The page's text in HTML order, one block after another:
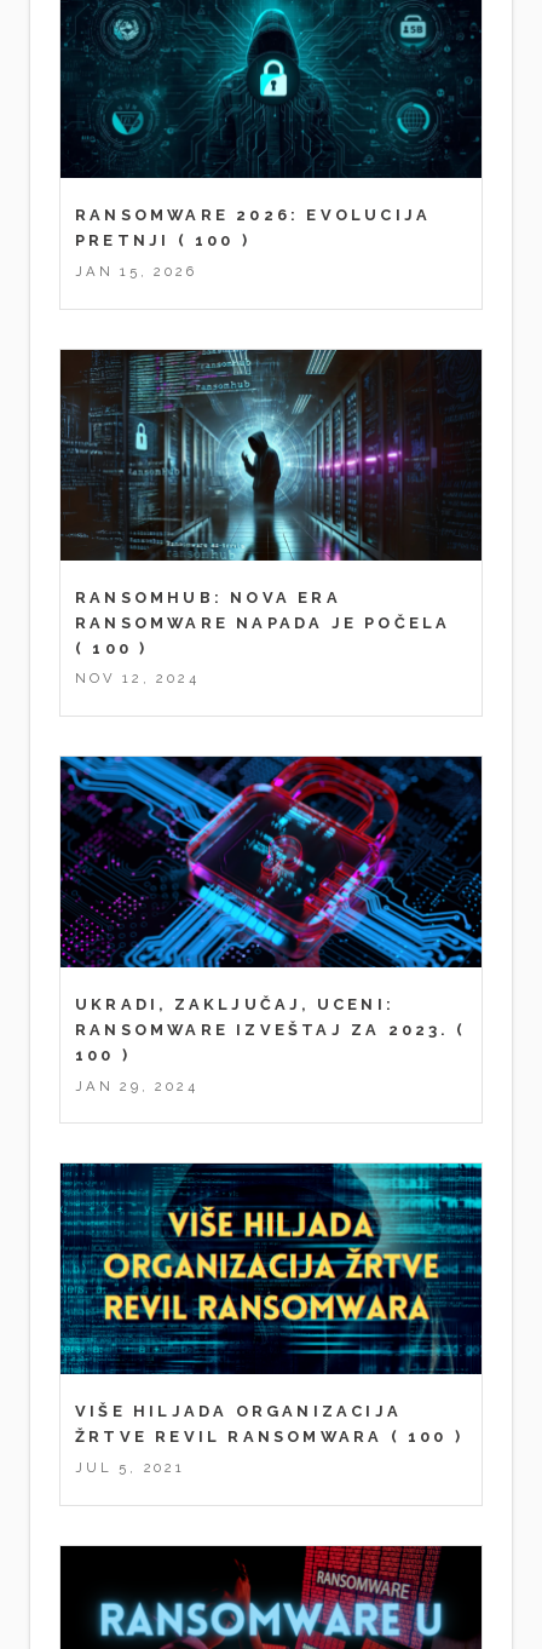
RANSOMWARE 2026: EVOLUCIJA
PRETNJI
( 100 )
JAN 15, 2026
RANSOMHUB: NOVA ERA
RANSOMWARE NAPADA JE POČELA
( 100 )
NOV 12, 2024
UKRADI, ZAKLJUČAJ, UCENI:
RANSOMWARE IZVEŠTAJ ZA 2023.
(
100 )
JAN 29, 2024
VIŠE HILJADA ORGANIZACIJA
ŽRTVE REVIL RANSOMWARA
( 100 )
JUL 5, 2021